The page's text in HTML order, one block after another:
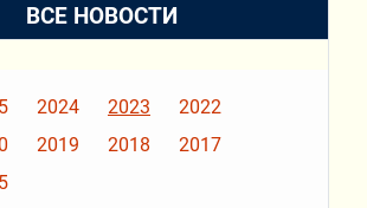
ВСЕ НОВОСТИ
2024 2023
2022
2019 2018
2017